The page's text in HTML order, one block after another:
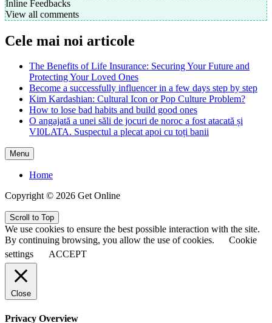
Inline Feedbacks
View all comments
Cele mai noi articole
The Benefits of Life Insurance: Securing Your Future and
Protecting Your Loved Ones
Become a successfully influencer in a few days step by step
Kim Kardashian: Cultural Icon or Pop Culture Problem?
How to lose bad habits and build good ones
O angajată a unei săli de jocuri de noroc a fost atacată și
VI0LATA. Suspectul a plecat apoi cu toți banii
Menu
Home
Copyright © 2026 Get Online
Scroll to Top
We use cookies to ensure the best possible interaction with the site.
By continuing browsing, you allow the use of cookies.
Cookie
settings
ACCEPT
Close
Privacy Overview